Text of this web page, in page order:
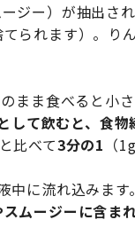
ジー）が抽出さ
られます）。り
まま食べると小
して飲むと、食
比べて3分の1 （
中に流れ込みま
スムージーに含ま